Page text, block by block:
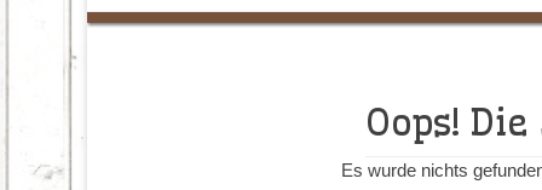
springen
Oops!
Es wurde nichts